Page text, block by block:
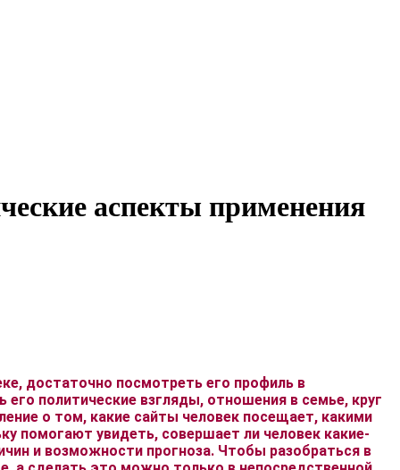
аспекты применения
достаточно посмотреть его профиль в
политические взгляды, отношения в семье, круг
о том, какие сайты человек посещает, какими
помогают увидеть, совершает ли человек какие-
и возможности прогноза. Чтобы разобраться в